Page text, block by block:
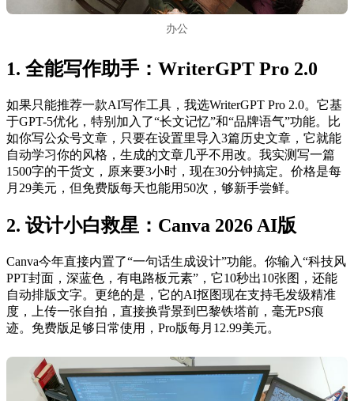
办公
1. 全能写作助手：WriterGPT Pro 2.0
如果只能推荐一款AI写作工具，我选WriterGPT Pro 2.0。它基
于GPT-5优化，特别加入了“长文记忆”和“品牌语气”功能。比
如你写公众号文章，只要在设置里导入3篇历史文章，它就能
自动学习你的风格，生成的文章几乎不用改。我实测写一篇
1500字的干货文，原来要3小时，现在30分钟搞定。价格是每
月29美元，但免费版每天也能用50次，够新手尝鲜。
2. 设计小白救星：Canva 2026 AI版
Canva今年直接内置了“一句话生成设计”功能。你输入“科技风
PPT封面，深蓝色，有电路板元素”，它10秒出10张图，还能
自动排版文字。更绝的是，它的AI抠图现在支持毛发级精准
度，上传一张自拍，直接换背景到巴黎铁塔前，毫无PS痕
迹。免费版足够日常使用，Pro版每月12.99美元。